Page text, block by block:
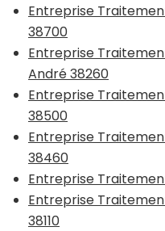
Entreprise
38700
Entreprise
André 38260
Entreprise
38500
Entreprise
38460
Entreprise
Entreprise
38110